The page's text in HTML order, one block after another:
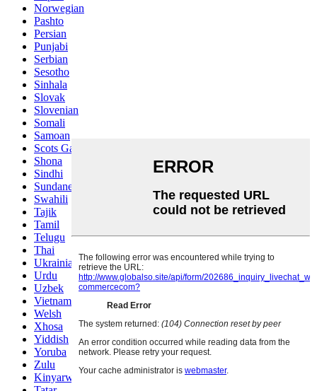
Norwegian
Pashto
Persian
Punjabi
Serbian
Sesotho
Sinhala
Slovak
Slovenian
Somali
Samoan
Scots Gaelic
Shona
Sindhi
Sundanese
Swahili
Tajik
Tamil
Telugu
Thai
Ukrainian
Urdu
Uzbek
Vietnamese
Welsh
Xhosa
Yiddish
Yoruba
Zulu
Kinyarwanda